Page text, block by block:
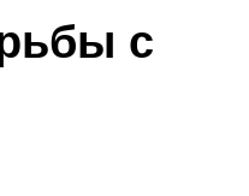
с